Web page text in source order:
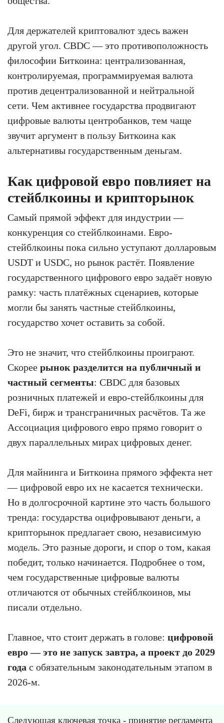
Для держателей криптовалют здесь важен
другой угол. CBDC — это противоположность
философии Биткоина: централизованная,
контролируемая, программируемая валюта
против децентрализованной и нейтральной
сети. Чем активнее государства продвигают
цифровые валюты центробанков, тем чаще
звучит аргумент в пользу Биткоина как
альтернативы государственным деньгам.
Как цифровой евро повлияет на
стейблкоины и крипторынок
Самый прямой эффект для индустрии —
конкуренция со стейблкоинами. Евро-
стейблкоины пока сильно уступают долларовым
USDT и USDC, но рынок растёт. Появление
государственного цифрового евро задаёт новую
рамку: часть платёжных сценариев, которые
могли бы занять частные стейблкоины,
государство хочет оставить за собой.
Это не значит, что стейблкоины проиграют.
Скорее рынок разделится на публичный и
частный сегменты: CBDC для базовых
розничных платежей и евро-стейблкоины для
DeFi, бирж и трансграничных расчётов. Та же
Ассоциация цифрового евро прямо говорит о
двух параллельных мирах цифровых денег.
Для майнинга и Биткоина прямого эффекта нет
— цифровой евро их не касается технически.
Но в долгосрочной картине это часть большого
тренда: государства оцифровывают деньги, а
крипторынок предлагает свою, независимую
модель. Это разные дороги, и спор о том, какая
победит, только начинается. Подробнее о том,
чем государственные цифровые валюты
отличаются от обычных стейблкоинов, мы
писали отдельно.
Главное, что стоит держать в голове: цифровой
евро — это не запуск завтра, а проект до 2029
года с обязательным законодательным этапом в
2026-м.
Следующая ключевая точка - принятие регламента